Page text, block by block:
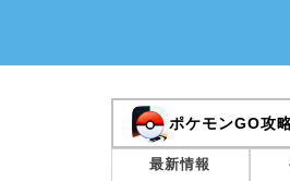
ポケモンGO攻
最新情報